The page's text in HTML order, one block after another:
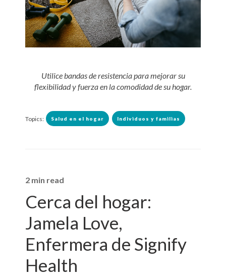
Utilice bandas de resistencia para mejorar su
flexibilidad y fuerza en la comodidad de su hogar.
Topics: Salud en el hogar Individuos y familias
2 min read
Cerca del hogar:
Jamela Love,
Enfermera de Signify
Health